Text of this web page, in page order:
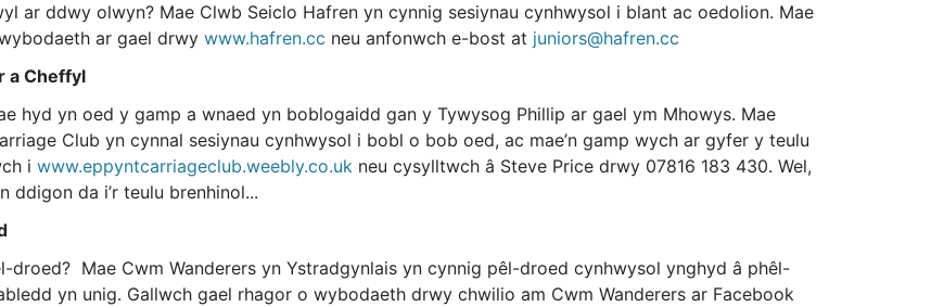
ar ddwy olwyn? Mae Clwb Seiclo Hafren yn cynnig sesiynau cynhwysol i blant ac oedolion. Mae
ar gael drwy www.hafren.cc neu anfonwch e-bost at juniors@hafren.cc
a Cheffyl
hyd yn oed y gamp a wnaed yn boblogaidd gan y Tywysog Phillip ar gael ym Mhowys. Mae
Club yn cynnal sesiynau cynhwysol i bobl o bob oed, ac mae’n gamp wych ar gyfer y teulu
i www.eppyntcarriageclub.weebly.co.uk neu cysylltwch â Steve Price drwy 07816 183 430. Wel,
ddigon da i’r teulu brenhinol...
droed? Mae Cwm Wanderers yn Ystradgynlais yn cynnig pêl-droed cynhwysol ynghyd â phêl-
yn unig. Gallwch gael rhagor o wybodaeth drwy chwilio am Cwm Wanderers ar Facebook